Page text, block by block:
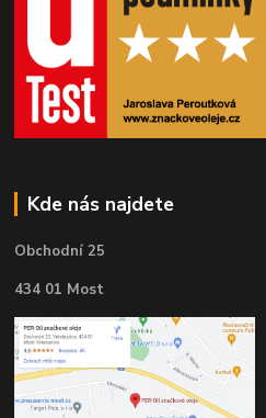
Kde nás najdete
Obchodní 25
434 01 Most